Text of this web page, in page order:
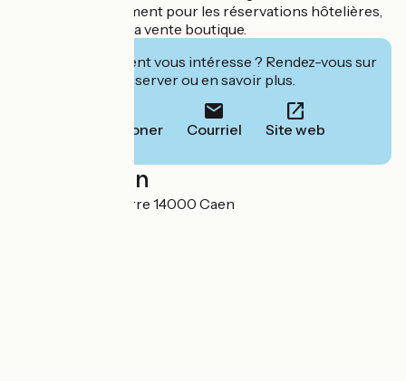
conseillent également pour les réservations hôtelières,
visites guidées et la vente boutique.
Cet établissement vous intéresse ? Rendez-vous sur
leur site pour réserver ou en savoir plus.
Téléphoner Courriel Site web
Localisation
12 Place Saint Pierre 14000 Caen